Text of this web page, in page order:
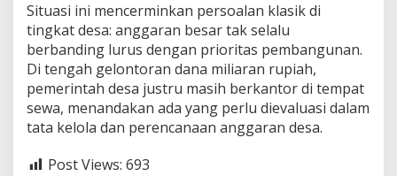
Situasi ini mencerminkan persoalan klasik di
tingkat desa: anggaran besar tak selalu
berbanding lurus dengan prioritas pembangunan.
Di tengah gelontoran dana miliaran rupiah,
pemerintah desa justru masih berkantor di tempat
sewa, menandakan ada yang perlu dievaluasi dalam
tata kelola dan perencanaan anggaran desa.
Post Views: 693